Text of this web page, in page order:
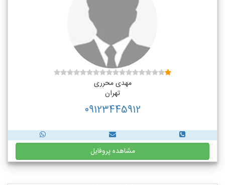
مهدی محرری
تهران
09123445912
مشاهده پروفایل